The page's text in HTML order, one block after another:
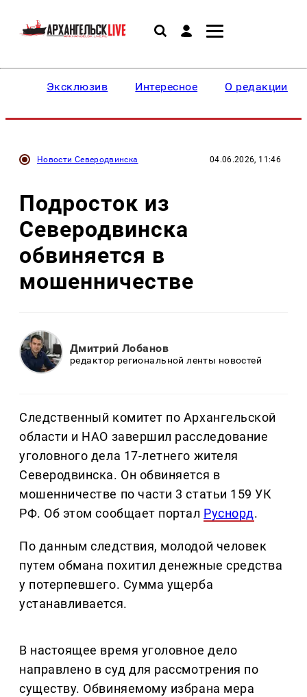
Эксклюзив Интересное О редакции
Новости Северодвинска 04.06.2026, 11:46
Подросток из
Северодвинска
обвиняется в
мошенничестве
Дмитрий Лобанов
редактор региональной ленты новостей
Следственный комитет по Архангельской
области и НАО завершил расследование
уголовного дела 17-летнего жителя
Северодвинска. Он обвиняется в
мошенничестве по части 3 статьи 159 УК
РФ. Об этом сообщает портал Руснорд.
По данным следствия, молодой человек
путем обмана похитил денежные средства
у потерпевшего. Сумма ущерба
устанавливается.
В настоящее время уголовное дело
направлено в суд для рассмотрения по
существу. Обвиняемому избрана мера